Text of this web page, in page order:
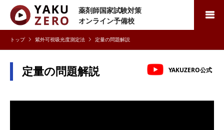
薬剤師国家試験対策
オンライン予備校
検索
紫外可視吸光度測定法 定量の問題解説
定量の問題解説 YAKUZERO公式